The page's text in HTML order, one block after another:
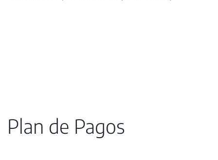
Plan de Pagos